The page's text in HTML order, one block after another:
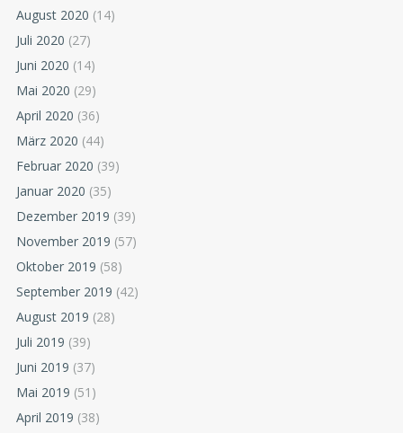
August 2020 (14)
Juli 2020 (27)
Juni 2020 (14)
Mai 2020 (29)
April 2020 (36)
März 2020 (44)
Februar 2020 (39)
Januar 2020 (35)
Dezember 2019 (39)
November 2019 (57)
Oktober 2019 (58)
September 2019 (42)
August 2019 (28)
Juli 2019 (39)
Juni 2019 (37)
Mai 2019 (51)
April 2019 (38)